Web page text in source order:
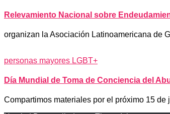
Relevamiento Nacional sobre
organizan la Asociación Latinoamericana de
personas mayores LGBT+
Día Mundial de Toma de Conciencia del
Compartimos materiales por el próximo 15 de